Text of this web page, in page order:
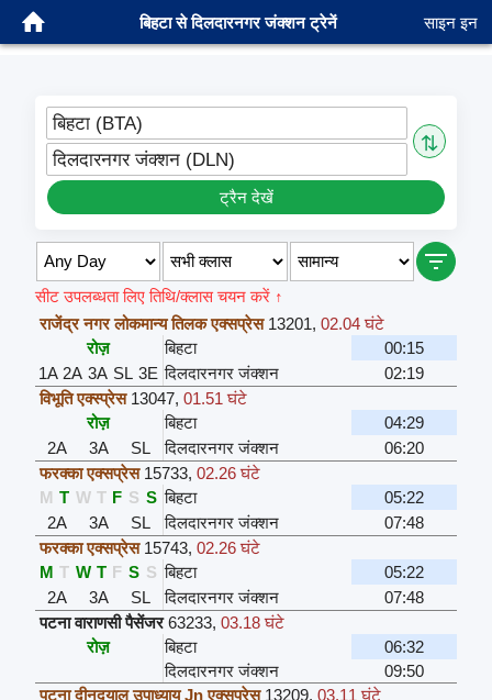
बिहटा से दिलदारनगर जंक्शन ट्रेनें साइन इन
बिहटा (BTA)
⇅
दिलदारनगर जंक्शन (DLN)
ट्रैन देखें
सीट उपलब्धता लिए तिथि/क्लास चयन करें ↑
राजेंद्र नगर लोकमान्य तिलक एक्सप्रेस 13201, 02.04 घंटे
रोज़
बिहटा
00:15
1A 2A 3A SL 3E दिलदारनगर जंक्शन
02:19
विभूति एक्स्प्रेस 13047, 01.51 घंटे
रोज़
बिहटा
04:29
2A
3A SL दिलदारनगर जंक्शन
06:20
फरक्का एक्सप्रेस 15733, 02.26 घंटे
M T W T F S S बिहटा
05:22
2A
3A SL दिलदारनगर जंक्शन
07:48
फरक्का एक्सप्रेस 15743, 02.26 घंटे
M T W T F S S बिहटा
05:22
2A
3A SL दिलदारनगर जंक्शन
07:48
पटना वाराणसी पैसेंजर 63233, 03.18 घंटे
रोज़
बिहटा
06:32
दिलदारनगर जंक्शन
09:50
पटना दीनदयाल उपाध्याय Jn एक्सप्रेस 13209, 03.11 घंटे